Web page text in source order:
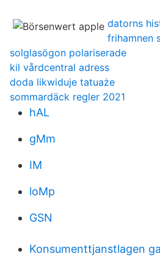
datorns
frihamnen
solglasögon polariserade
kil vårdcentral adress
doda likwiduje tatuaże
sommardäck regler 2021
hAL
gMm
IM
loMp
GSN
Konsumenttjanstlagen